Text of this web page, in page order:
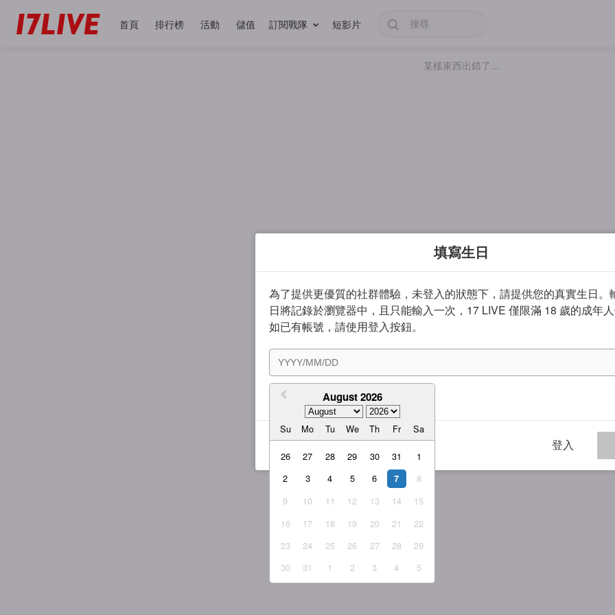
首頁 排行榜 活動 儲值 訂閱戰隊 短影片
某樣東西出錯了...
填寫生日
為了提供更優質的社群體驗，未登入的狀態下，請提供您的真實生日。
日將記錄於瀏覽器中，且只能輸入一次，17 LIVE 僅限滿 18 歲的成年人
如已有帳號，請使用登入按鈕。
August 2026
Su Mo Tu We Th Fr Sa
26 27 28 29 30 31
1
2
3 4 5 6 7
8
9
10 11 12 13 14
15
16
17 18 19 20 21
22
23
24 25 26 27 28
29
30
31 1 2 3 4 5
我同意 服務條款與隱私權政策
登入